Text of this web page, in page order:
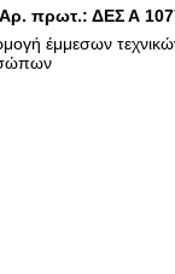
Αρ. πρωτ.: ΔΕΣ Α
έμμεσων